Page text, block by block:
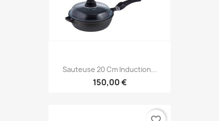
Sauteuse 20 Cm Induction...
150,00 €